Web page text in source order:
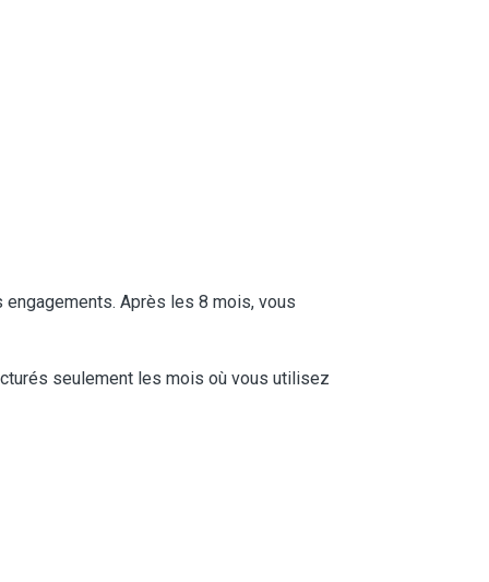
Après les 8 mois, vous
seulement les mois où vous utilisez